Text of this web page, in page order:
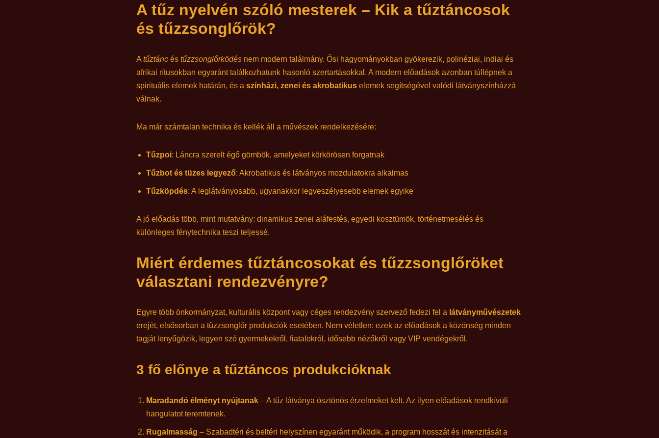
A tűz nyelvén szóló mesterek – Kik a tűztáncosok
és tűzzsonglőrök?
A tűztáncés tűzzsonglőrködésnem modern találmány. Ősi hagyományokban gyökerezik, polinéziai, indiai és
afrikai rítusokban egyaránt találkozhatunk hasonló szertartásokkal. A modern előadások azonban túllépnek a
spirituális elemek határán, és a színházi, zenei és akrobatikuselemek segítségével valódi látványszínházzá
válnak.
Ma már számtalan technika és kellék áll a művészek rendelkezésére:
Tűzpoi: Láncra szerelt égő gömbök, amelyeket körkörösen forgatnak
Tűzbot és tüzes legyező: Akrobatikus és látványos mozdulatokra alkalmas
Tűzköpdés: A leglátványosabb, ugyanakkor legveszélyesebb elemek egyike
A jó előadás több, mint mutatvány: dinamikus zenei aláfestés, egyedi kosztümök, történetmesélés és
különleges fénytechnika teszi teljessé.
Miért érdemes tűztáncosokat és tűzzsonglőröket
választani rendezvényre?
Egyre több önkormányzat, kulturális központ vagy céges rendezvény szervező fedezi fel a látványművészetek
erejét, elsősorban a tűzzsonglőr produkciók esetében. Nem véletlen: ezek az előadások a közönség minden
tagját lenyűgözik, legyen szó gyermekekről, fiatalokról, idősebb nézőkről vagy VIP vendégekről.
3 fő előnye a tűztáncos produkcióknak
Maradandó élményt nyújtanak– A tűz látványa ösztönös érzelmeket kelt. Az ilyen előadások rendkívüli
hangulatot teremtenek.
Rugalmasság – Szabadtéri és beltéri helyszínen egyaránt működik, a program hosszát és intenzitását a